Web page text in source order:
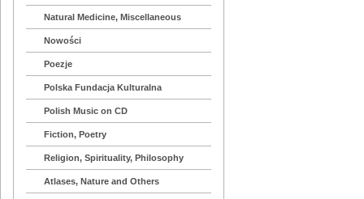
Natural Medicine, Miscellaneous
Nowości
Poezje
Polska Fundacja Kulturalna
Polish Music on CD
Fiction, Poetry
Religion, Spirituality, Philosophy
Atlases, Nature and Others